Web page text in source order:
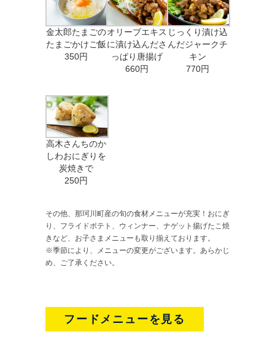
金太郎たまごの
たまごかけご飯
350円
オリーブエキス
に漬け込んださ
っぱり唐揚げ
660円
じっくり漬け込
んだジャークチ
キン
770円
高木さんちのか
しわおにぎりを
炭焼きで
250円
その他、那珂川町産の旬の食材メニューが充実！おにぎ
り、フライドポテト、ウィンナー、ナゲット揚げたこ焼
きなど、お子さまメニューも取り揃えております。
※季節により、メニューの変更がございます。あらかじ
め、ご了承ください。
フードメニューを見る